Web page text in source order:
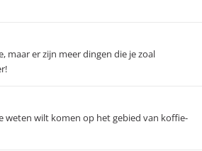
maar er zijn meer dingen die je zoal
weten wilt komen op het gebied van koffie-